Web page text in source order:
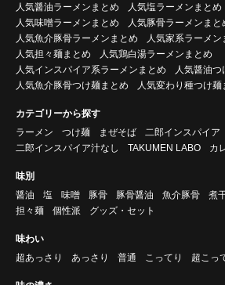
人気醤油ラーメンまとめ
人気塩ラーメンまとめ
人気味噌ラーメンまとめ
人気豚骨ラーメンまと
人気魚介豚骨ラーメンまとめ
人気家系ラーメン
人気担々麺まとめ
人気鶏白湯ラーメンまとめ
人気インスパイア系ラーメンまとめ
人気醤油つ
人気魚介豚骨つけ麺まとめ
人気変わり種つけ麺
カテゴリーから探す
ラーメン
つけ麺 まぜそば
二郎インスパイア
二郎インスパイア汁なし
TAKUMEN LABO カ
味別
醤油
塩 味噌 豚骨 豚骨醤油 魚介豚骨 煮
担々麺
個性派 グッズ・セット
味わい
超あっさり
あっさり 普通 こってり 超こっ